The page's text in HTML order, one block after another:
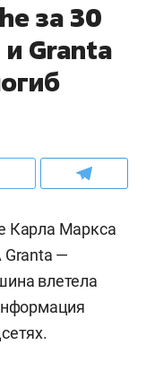
за 30
Granta
Карла Маркса
Granta —
влетела